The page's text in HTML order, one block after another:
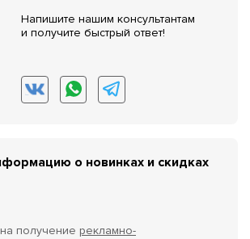
Напишите нашим консультантам
и получите быстрый ответ!
о новинках и скидках
получение рекламно-